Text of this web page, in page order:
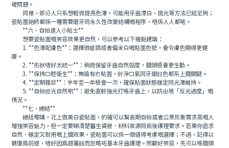
礎問題。
同樣，部分人只系想輕微提亮色澤，可能用牙齒漂白、抛光等方法已經足夠；
瓷貼面始終都係一種需要磨牙同永久性改變結構嘅程序，唔係人人都啱。
**六、自拍達人小貼士**
想要瓷貼面嘅笑容效果更自然，可以參考以下幾點建議：
1. **色澤配膚色**：選擇微暖調或者偏米白嘅貼面色號，會令膚色顯得更健
康。
2. **形狀唔好太統一**：稍微保留牙齒自然弧度，鏡頭感會更生動。
3. **保持口腔衛生**：無論有冇貼面，幹淨口氣同牙龈顔色都系上鏡關鍵。
4. **定期複診**：半年至一年檢查一次，確保貼面狀態穩定同光澤維持。
5. **自拍燈光自然啲**：避免直射強光打喺牙齒上，以防出現「反光過度」嘅
情況。
**七、總結**
總括嚟講，北上做美白瓷貼面，的確可以幫長期自拍或者公衆形象需求高嘅人
增強笑容魅力，但一定要睇清楚醫生資曆、材料來源同術後護理要求。若果你追求
自然、穩定又耐用嘅上鏡效果，瓷貼面可以係一個值得考慮嘅選擇；不過，記得以
健康爲前提，唔好因爲趕著靓而忽略咗基本牙齒護理。照顧好笑容，先可以喺鏡頭